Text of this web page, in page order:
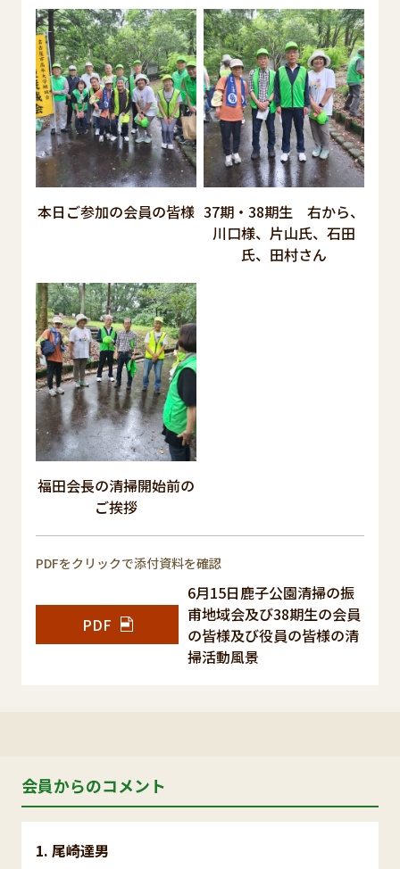
本日ご参加の会員の皆様 37期・38期生 右から、
川口様、片山氏、石田
氏、田村さん
福田会長の清掃開始前の
ご挨拶
PDFをクリックで添付資料を確認
PDF
6月15日鹿子公園清掃の振
甫地域会及び38期生の会員
の皆様及び役員の皆様の清
掃活動風景
会員からのコメント
尾崎達男